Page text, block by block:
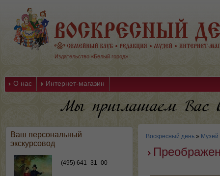
Издательство «Белый город»
О нас Интернет-магазин
Ваш персональный
экскурсовод
(495) 641–31–00
Воскресный день » Музей